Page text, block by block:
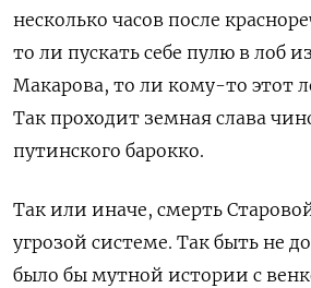
несколько часов после
то ли пускать себе пулю в лоб
Макарова, то ли кому-то этот
Так проходит земная слава
путинского барокко.
Так или иначе, смерть
угрозой системе. Так быть не
было бы мутной истории с